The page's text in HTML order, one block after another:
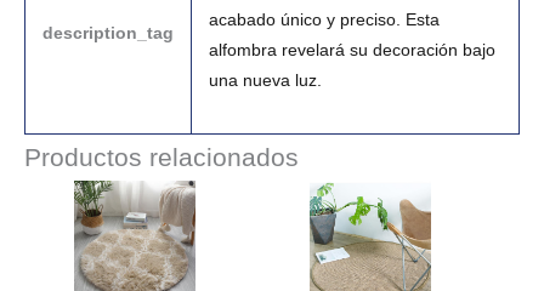
description_tag
acabado único y preciso. Esta
alfombra revelará su decoración bajo
una nueva luz.
Productos relacionados
Rango
de
precios:
desde
28.99€